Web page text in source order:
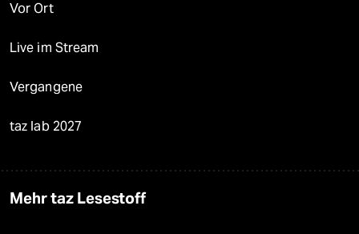
Vor Ort
Live im Stream
Vergangene
taz lab 2027
Mehr taz Lesestoff